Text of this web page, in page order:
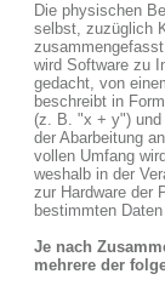
Die physischen
selbst, zuzüglich
wird Software zu
gedacht, von
beschreibt in
(z. B. "x + y") und
der Abarbeitung
vollen Umfang
weshalb in der
zur Hardware der
bestimmten
Je nach
mehrere der